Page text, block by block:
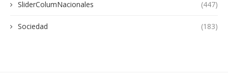
SliderColumNacionales (447)
Sociedad (183)